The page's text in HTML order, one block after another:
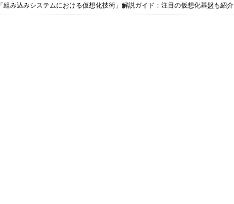
「組み込みシステムにおける仮想化技術」解説ガイド：注目の仮想化基盤も紹介